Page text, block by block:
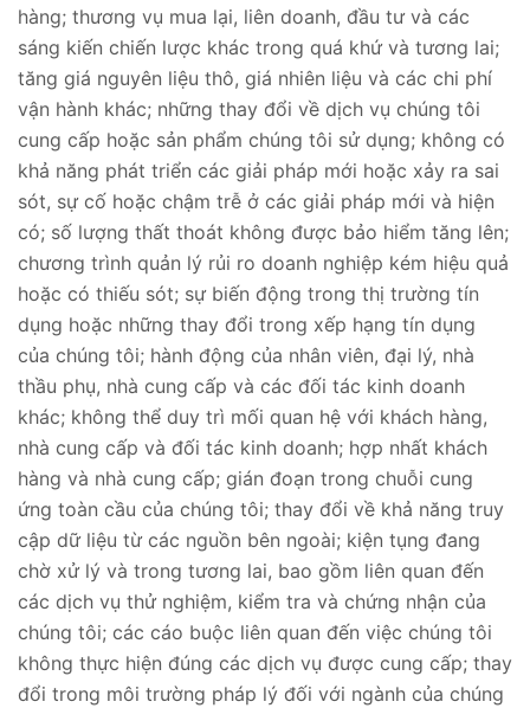
hàng; thương vụ mua lại, liên doanh, đầu tư và các
sáng kiến chiến lược khác trong quá khứ và tương lai;
tăng giá nguyên liệu thô, giá nhiên liệu và các chi phí
vận hành khác; những thay đổi về dịch vụ chúng tôi
cung cấp hoặc sản phẩm chúng tôi sử dụng; không có
khả năng phát triển các giải pháp mới hoặc xảy ra sai
sót, sự cố hoặc chậm trễ ở các giải pháp mới và hiện
có; số lượng thất thoát không được bảo hiểm tăng lên;
chương trình quản lý rủi ro doanh nghiệp kém hiệu quả
hoặc có thiếu sót; sự biến động trong thị trường tín
dụng hoặc những thay đổi trong xếp hạng tín dụng
của chúng tôi; hành động của nhân viên, đại lý, nhà
thầu phụ, nhà cung cấp và các đối tác kinh doanh
khác; không thể duy trì mối quan hệ với khách hàng,
nhà cung cấp và đối tác kinh doanh; hợp nhất khách
hàng và nhà cung cấp; gián đoạn trong chuỗi cung
ứng toàn cầu của chúng tôi; thay đổi về khả năng truy
cập dữ liệu từ các nguồn bên ngoài; kiện tụng đang
chờ xử lý và trong tương lai, bao gồm liên quan đến
các dịch vụ thử nghiệm, kiểm tra và chứng nhận của
chúng tôi; các cáo buộc liên quan đến việc chúng tôi
không thực hiện đúng các dịch vụ được cung cấp; thay
đổi trong môi trường pháp lý đối với ngành của chúng